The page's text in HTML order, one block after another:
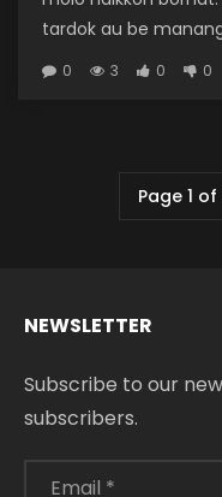
tardok au be
0 3 0 0
Page 1 of
NEWSLETTER
Subscribe to our
subscribers.
Email